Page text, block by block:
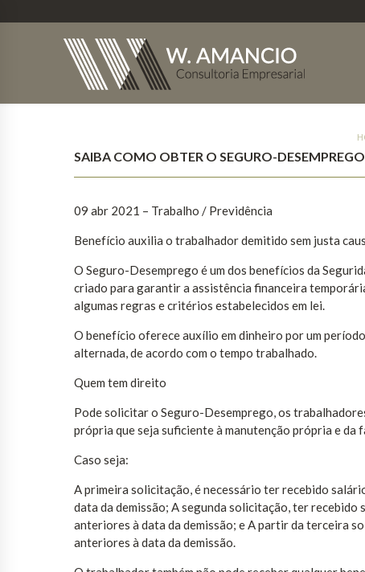
SAIBA COMO OBTER O SEGURO-DESEMPREGO
09 abr 2021 – Trabalho / Previdência
Benefício auxilia o trabalhador demitido sem justa
O Seguro-Desemprego é um dos benefícios da
criado para garantir a assistência financeira
algumas regras e critérios estabelecidos em lei.
O benefício oferece auxílio em dinheiro por um
alternada, de acordo com o tempo trabalhado.
Quem tem direito
Pode solicitar o Seguro-Desemprego, os
própria que seja suficiente à manutenção própria e da
Caso seja:
A primeira solicitação, é necessário ter recebido
data da demissão; A segunda solicitação, ter
anteriores à data da demissão; e A partir da terceira
anteriores à data da demissão.